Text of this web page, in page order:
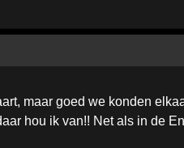
maar goed we konden
hou ik van!! Net als in de